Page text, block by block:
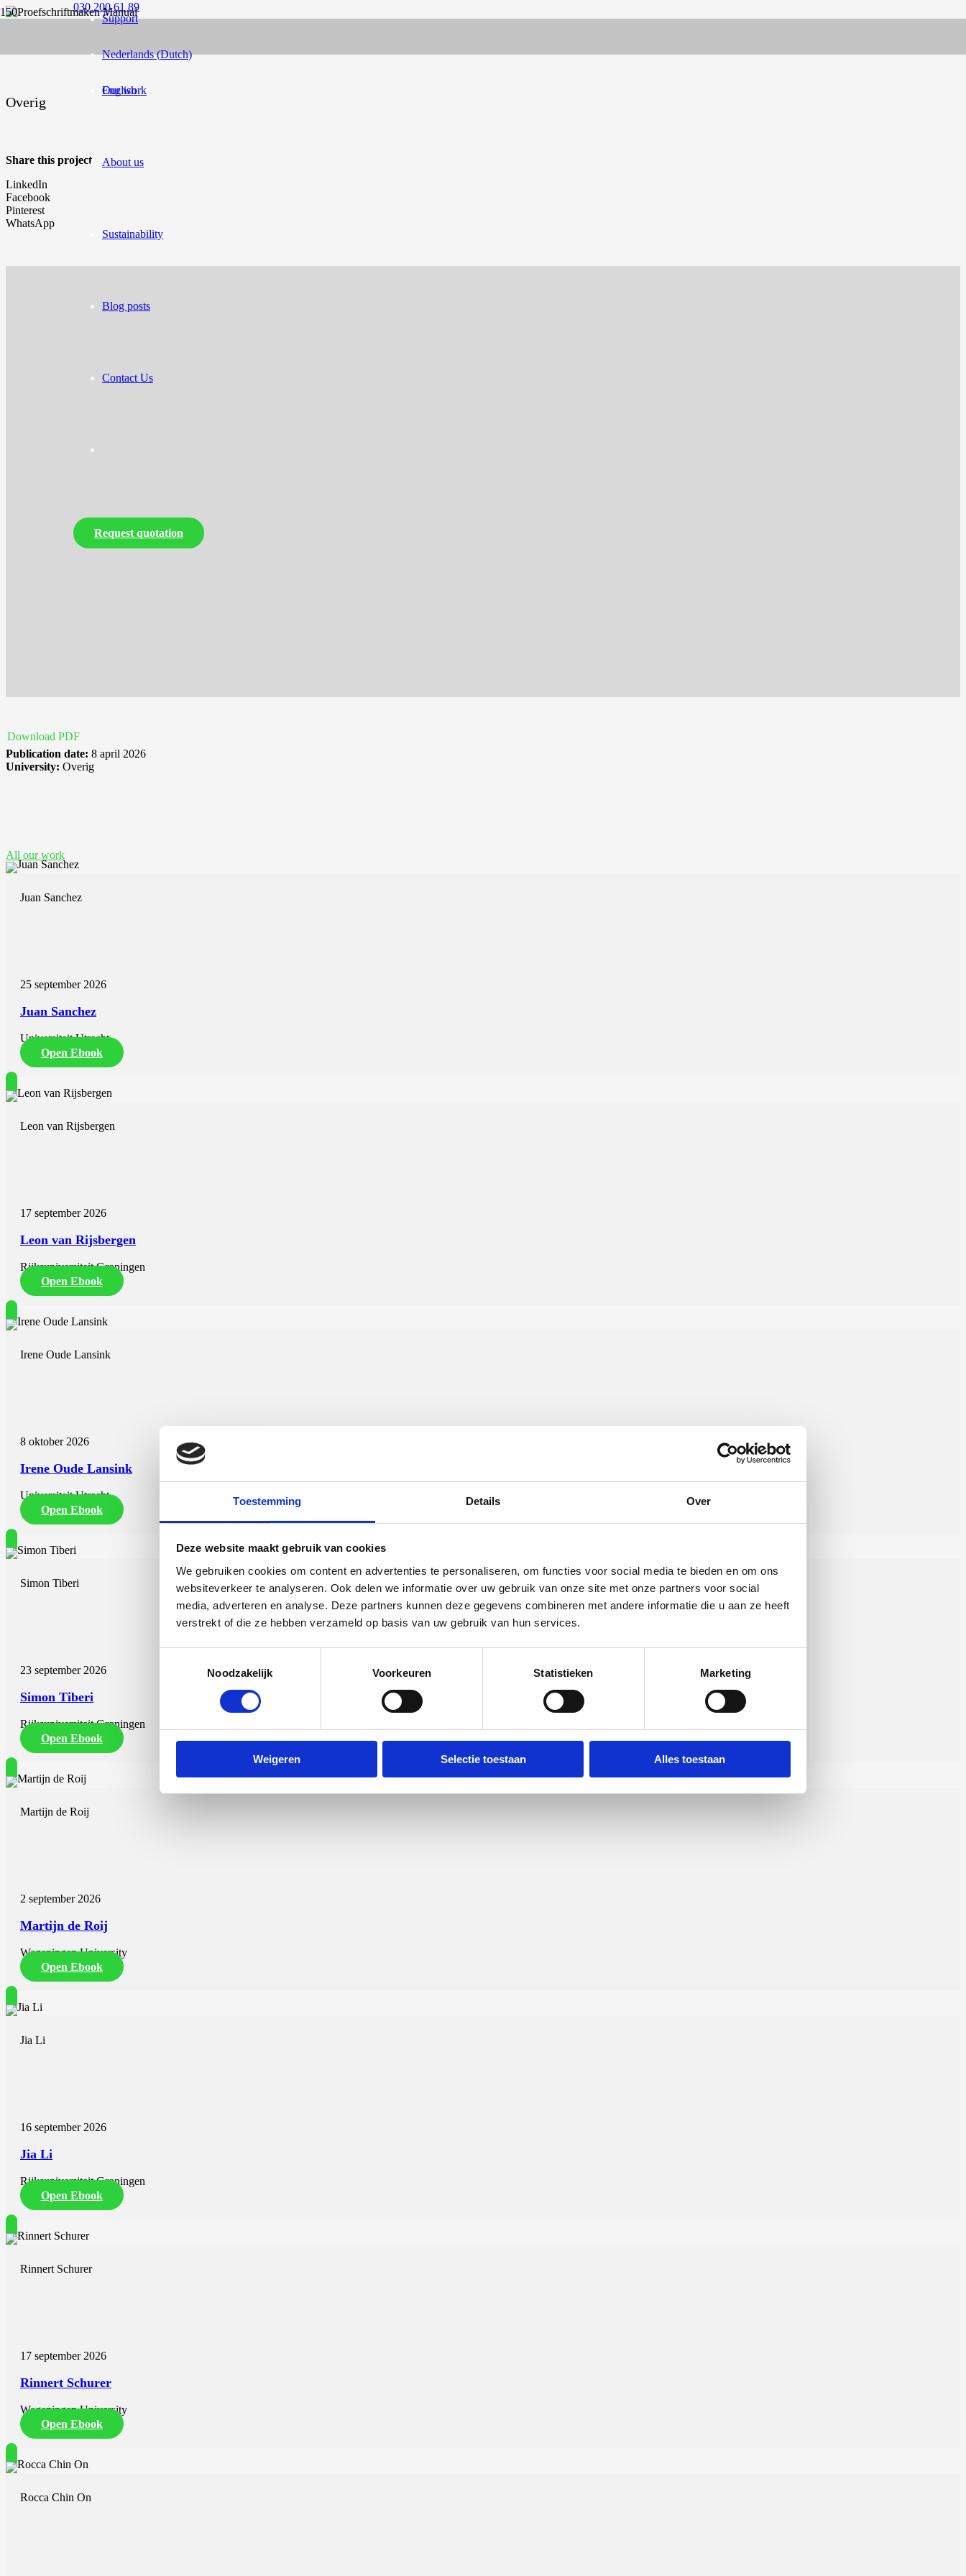
Toestemming Details Over
Deze website maakt gebruik van cookies
We gebruiken cookies om content en advertenties te personaliseren, om functies voor social media te bieden en om ons
websiteverkeer te analyseren. Ook delen we informatie over uw gebruik van onze site met onze partners voor social
media, adverteren en analyse. Deze partners kunnen deze gegevens combineren met andere informatie die u aan ze heeft
verstrekt of die ze hebben verzameld op basis van uw gebruik van hun services.
Noodzakelijk
Voorkeuren Statistieken Marketing
Weigeren Selectie toestaan Alles toestaan
030 200 61 89
Nederlands(Dutch)
English
Support
Our work
About us
Sustainability
Blog posts
Contact Us
Request quotation
Overig
Share this project
LinkedIn
Facebook
Pinterest
WhatsApp
Download PDF
Publication date: 8 april 2026
University: Overig
All our work
Juan Sanchez
25 september 2026
Juan Sanchez
Universiteit Utrecht
Open Ebook
Leon van Rijsbergen
17 september 2026
Leon van Rijsbergen
Rijksuniversiteit Groningen
Open Ebook
Irene Oude Lansink
8 oktober 2026
Irene Oude Lansink
Universiteit Utrecht
Open Ebook
Simon Tiberi
23 september 2026
Simon Tiberi
Rijksuniversiteit Groningen
Open Ebook
Martijn de Roij
2 september 2026
Martijn de Roij
Wageningen University
Open Ebook
Jia Li
16 september 2026
Jia Li
Rijksuniversiteit Groningen
Open Ebook
Rinnert Schurer
17 september 2026
Rinnert Schurer
Wageningen University
Open Ebook
Rocca Chin On